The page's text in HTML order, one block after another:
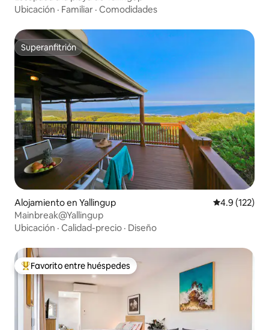
Ubicación · Familiar · Comodidades
Superanfitrión
Superanfitrión
Alojamiento en Yallingup Calificación
4.9 (122)
Mainbreak@Yallingup
Ubicación · Calidad-precio · Diseño
Favorito entre huéspedes preferido
Favorito entre huéspedes